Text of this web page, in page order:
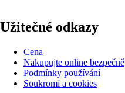
Užitečné odkazy
Cena
Nakupujte online bezpečně
Podmínky používání
Soukromí a cookies